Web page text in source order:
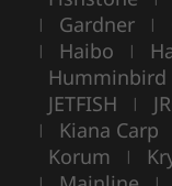
| Gardner |
| Haibo |
Humminbird
JETFISH |
| Kiana Carp
Korum |
| |